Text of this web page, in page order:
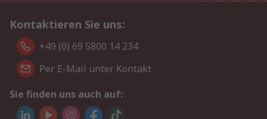
Kontaktieren Sie uns:
+49 (0) 69 5800 14 234
Per E-Mail unter Kontakt
Sie finden uns auch auf: